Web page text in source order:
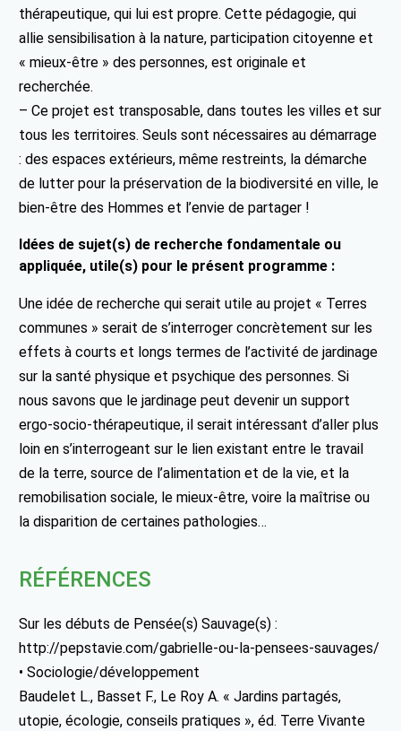
thérapeutique, qui lui est propre. Cette pédagogie, qui
allie sensibilisation à la nature, participation citoyenne et
« mieux-être » des personnes, est originale et
recherchée.
– Ce projet est transposable, dans toutes les villes et sur
tous les territoires. Seuls sont nécessaires au démarrage
: des espaces extérieurs, même restreints, la démarche
de lutter pour la préservation de la biodiversité en ville, le
bien-être des Hommes et l’envie de partager !
Idées de sujet(s) de recherche fondamentale ou
appliquée, utile(s) pour le présent programme :
Une idée de recherche qui serait utile au projet « Terres
communes » serait de s’interroger concrètement sur les
effets à courts et longs termes de l’activité de jardinage
sur la santé physique et psychique des personnes. Si
nous savons que le jardinage peut devenir un support
ergo-socio-thérapeutique, il serait intéressant d’aller plus
loin en s’interrogeant sur le lien existant entre le travail
de la terre, source de l’alimentation et de la vie, et la
remobilisation sociale, le mieux-être, voire la maîtrise ou
la disparition de certaines pathologies…
RÉFÉRENCES
Sur les débuts de Pensée(s) Sauvage(s) :
http://pepstavie.com/gabrielle-ou-la-pensees-sauvages/
• Sociologie/développement
Baudelet L., Basset F., Le Roy A. « Jardins partagés,
utopie, écologie, conseils pratiques », éd. Terre Vivante